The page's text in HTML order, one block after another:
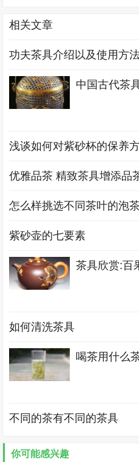
相关文章
功夫茶具介绍以及使用方
中国古代茶
浅谈如何对紫砂杯的保养
优雅品茶 精致茶具增添品
怎么样挑选不同茶叶的泡
紫砂壶的七要素
茶具欣赏:百
如何清洗茶具
喝茶用什么
不同的茶有不同的茶具
你可能感兴趣